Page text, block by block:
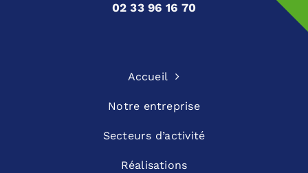
02 33 96 16 70
Accueil
Notre entreprise
Secteurs d’activité
Réalisations